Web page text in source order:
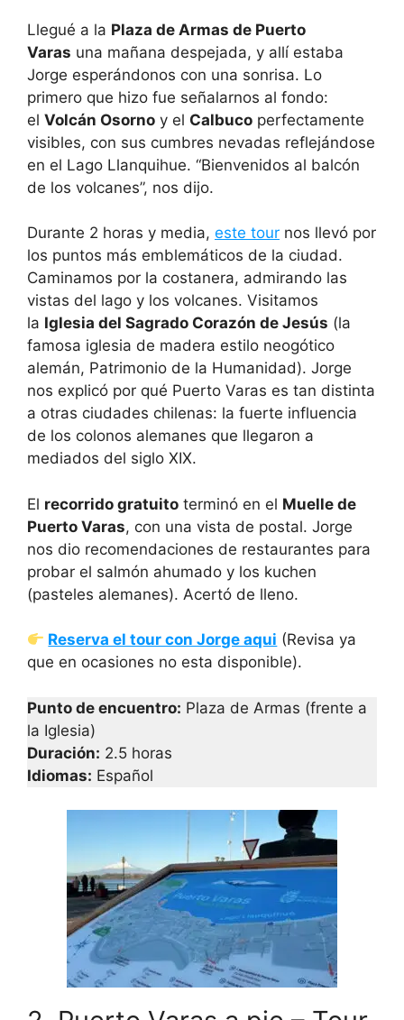
Llegué a la Plaza de Armas de Puerto
Varas una mañana despejada, y allí estaba
Jorge esperándonos con una sonrisa. Lo
primero que hizo fue señalarnos al fondo:
el Volcán Osorno y el Calbuco perfectamente
visibles, con sus cumbres nevadas reflejándose
en el Lago Llanquihue. “Bienvenidos al balcón
de los volcanes”, nos dijo.
Durante 2 horas y media, este tour nos llevó por
los puntos más emblemáticos de la ciudad.
Caminamos por la costanera, admirando las
vistas del lago y los volcanes. Visitamos
la Iglesia del Sagrado Corazón de Jesús (la
famosa iglesia de madera estilo neogótico
alemán, Patrimonio de la Humanidad). Jorge
nos explicó por qué Puerto Varas es tan distinta
a otras ciudades chilenas: la fuerte influencia
de los colonos alemanes que llegaron a
mediados del siglo XIX.
El recorrido gratuito terminó en el Muelle de
Puerto Varas, con una vista de postal. Jorge
nos dio recomendaciones de restaurantes para
probar el salmón ahumado y los kuchen
(pasteles alemanes). Acertó de lleno.
Reserva el tour con Jorge aqui (Revisa ya
que en ocasiones no esta disponible).
Punto de encuentro: Plaza de Armas (frente a
la Iglesia)
Duración: 2.5 horas
Idiomas: Español